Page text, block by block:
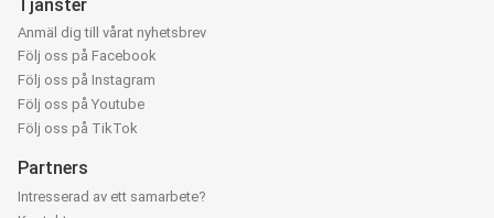
Tjänster
Anmäl dig till vårat nyhetsbrev
Följ oss på Facebook
Följ oss på Instagram
Följ oss på Youtube
Följ oss på TikTok
Partners
Intresserad av ett samarbete?